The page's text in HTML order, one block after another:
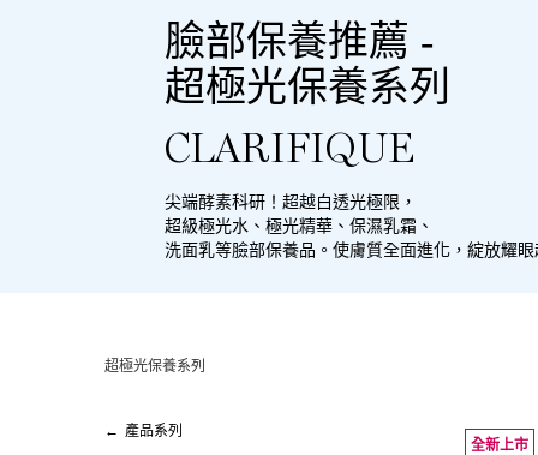
臉部保養推薦 -
超極光保養系列
CLARIFIQUE
尖端酵素科研！超越白透光極限，
超級極光水、極光精華、保濕乳霜、
洗面乳等臉部保養品。使膚質全面進化，綻放耀眼
超極光保養系列
超極光保養系列
產品系列
全新上市